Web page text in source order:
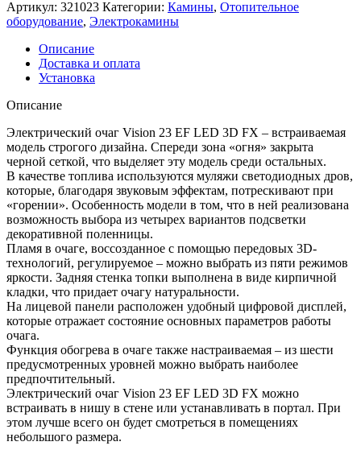
Артикул: 321023 Категории: Камины, Отопительное
оборудование, Электрокамины
Описание
Доставка и оплата
Установка
Описание
Электрический очаг Vision 23 EF LED 3D FX – встраиваемая
модель строгого дизайна. Спереди зона «огня» закрыта
черной сеткой, что выделяет эту модель среди остальных.
В качестве топлива используются муляжи светодиодных дров,
которые, благодаря звуковым эффектам, потрескивают при
«горении». Особенность модели в том, что в ней реализована
возможность выбора из четырех вариантов подсветки
декоративной поленницы.
Пламя в очаге, воссозданное с помощью передовых 3D-
технологий, регулируемое – можно выбрать из пяти режимов
яркости. Задняя стенка топки выполнена в виде кирпичной
кладки, что придает очагу натуральности.
На лицевой панели расположен удобный цифровой дисплей,
которые отражает состояние основных параметров работы
очага.
Функция обогрева в очаге также настраиваемая – из шести
предусмотренных уровней можно выбрать наиболее
предпочтительный.
Электрический очаг Vision 23 EF LED 3D FX можно
встраивать в нишу в стене или устанавливать в портал. При
этом лучше всего он будет смотреться в помещениях
небольшого размера.